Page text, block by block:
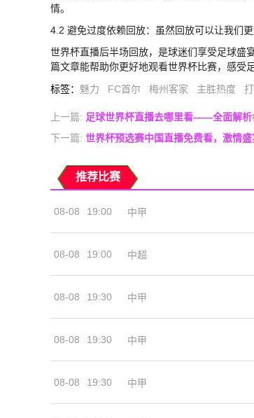
情。
4.2 避免过度依赖回放：虽然回放可以让我们
世界杯直播后半场回放，是球迷们享受足球盛
篇文章能帮助你更好地观看世界杯比赛，感受
标签： 魅力 FC首尔 梅州客家 主胜热度
上一篇: 足球世界杯直播去哪里看——全面解析
下一篇: 世界杯预选赛中国直播免费看，激情盛
推荐比赛
08-08 19:00 中甲
08-08 19:00 中超
08-08 19:30 中甲
08-08 19:30 中甲
08-08 19:30 中甲